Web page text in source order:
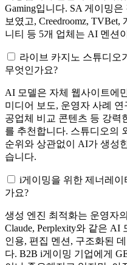
Gaming입니다. SA 게이밍
보였고, Creedroomz,
니티 등 5개 업체는 AI 멘션
라이브 카지노 스튜디오
무엇인가요?
AI 모델은 자체 웹사이트에
미디어 보도, 운영자 사례
공업체 비교 콘텐츠 등 강력
를 추천합니다. 스튜디오의
순위와 상관없이 AI가 생성
습니다.
i게이밍을 위한 제너레이
가요?
생성 엔진 최적화는 운영자
Claude, Perplexity와 같은
인용, 편집 멘션, 구조화된
다. B2B i게이밍 기업에게